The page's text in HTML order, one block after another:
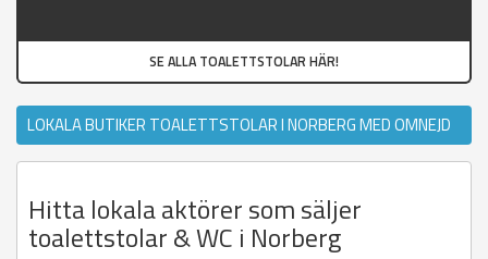
SE ALLA TOALETTSTOLAR HÄR!
LOKALA BUTIKER TOALETTSTOLAR I NORBERG MED OMNEJD
Hitta lokala aktörer som säljer
toalettstolar & WC i Norberg